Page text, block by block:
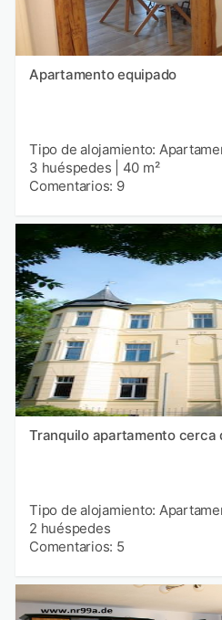
Apartamento equipado
Tipo de alojamiento:
3 huéspedes
40 m²
Comentarios: 9
Tranquilo apartamento cerca
Tipo de alojamiento:
2 huéspedes
Comentarios: 5